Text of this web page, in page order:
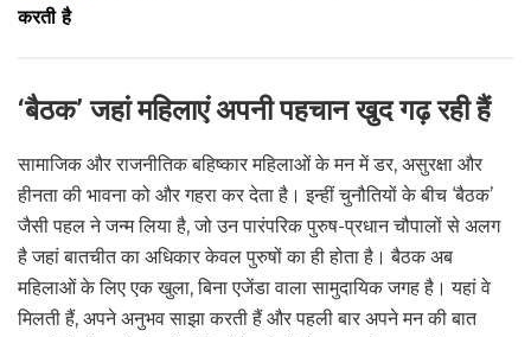
करती है
‘बैठक’ जहां महिलाएं अपनी पहचान खुद गढ़ रही हैं
सामाजिक और राजनीतिक बहिष्कार महिलाओं के मन में डर, असुरक्षा और
हीनता की भावना को और गहरा कर देता है। इन्हीं चुनौतियों के बीच ‘बैठक’
जैसी पहल ने जन्म लिया है, जो उन पारंपरिक पुरुष-प्रधान चौपालों से अलग
है जहां बातचीत का अधिकार केवल पुरुषों का ही होता है। बैठक अब
महिलाओं के लिए एक खुला, बिना एजेंडा वाला सामुदायिक जगह है। यहां वे
मिलती हैं, अपने अनुभव साझा करती हैं और पहली बार अपने मन की बात